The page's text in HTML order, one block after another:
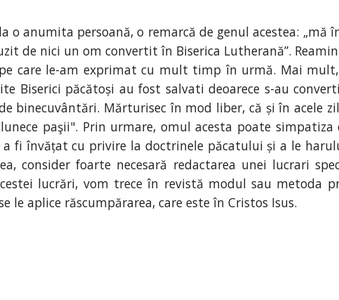
anumita persoană, o remarcă de genul acestea: „mă
de nici un om convertit în Biserica Lutherană”.
care le-am exprimat cu mult timp în urmă. Mai
Biserici păcătoși au fost salvati deoarece s-au
binecuvântări. Mărturisec în mod liber, că și în acele
paşii". Prin urmare, omul acesta poate
fi învățat cu privire la doctrinele păcatului și a le
consider foarte necesară redactarea unei lucrari
lucrări, vom trece în revistă modul sau metoda
le aplice răscumpărarea, care este în Cristos Isus.